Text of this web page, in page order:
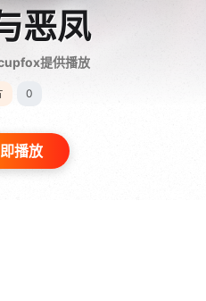
恶凤
提供播放
0
播放